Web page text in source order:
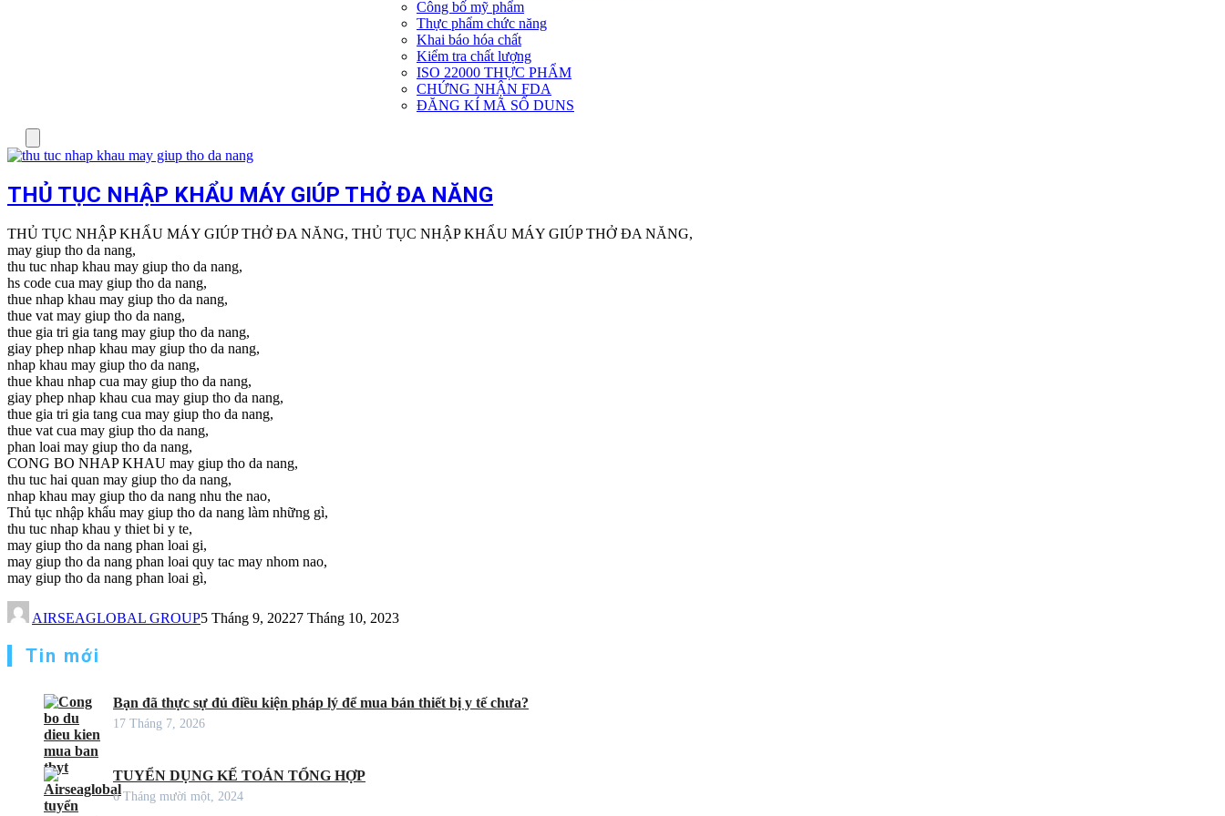
Dịch
vụ
khác
Công bố mỹ phẩm
Thực phẩm chức năng
Khai báo hóa chất
Kiểm tra chất lượng
ISO 22000 THỰC PHẨM
CHỨNG NHẬN FDA
ĐĂNG KÍ MÃ SỐ DUNS
THỦ TỤC NHẬP KHẨU MÁY GIÚP THỞ ĐA NĂNG
THỦ TỤC NHẬP KHẨU MÁY GIÚP THỞ ĐA NĂNG, THỦ TỤC NHẬP KHẨU MÁY GIÚP THỞ ĐA NĂNG,
may giup tho da nang,
thu tuc nhap khau may giup tho da nang,
hs code cua may giup tho da nang,
thue nhap khau may giup tho da nang,
thue vat may giup tho da nang,
thue gia tri gia tang may giup tho da nang,
giay phep nhap khau may giup tho da nang,
nhap khau may giup tho da nang,
thue khau nhap cua may giup tho da nang,
giay phep nhap khau cua may giup tho da nang,
thue gia tri gia tang cua may giup tho da nang,
thue vat cua may giup tho da nang,
phan loai may giup tho da nang,
CONG BO NHAP KHAU may giup tho da nang,
thu tuc hai quan may giup tho da nang,
nhap khau may giup tho da nang nhu the nao,
Thủ tục nhập khẩu may giup tho da nang làm những gì,
thu tuc nhap khau y thiet bi y te,
may giup tho da nang phan loai gi,
may giup tho da nang phan loai quy tac may nhom nao,
may giup tho da nang phan loai gì,
AIRSEAGLOBAL GROUP5 Tháng 9, 20227 Tháng 10, 2023
Tin mới
Bạn đã thực sự đủ điều kiện pháp lý để mua bán thiết bị y tế chưa?
17 Tháng 7, 2026
TUYỂN DỤNG KẾ TOÁN TỔNG HỢP
6 Tháng mười một, 2024